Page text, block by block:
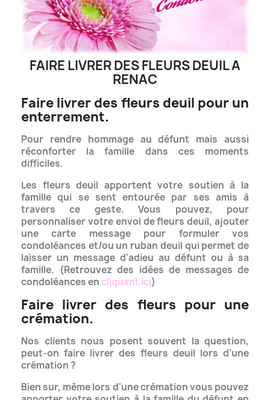
FAIRE LIVRER DES FLEURS DEUIL A
RENAC
Faire livrer des fleurs deuil pour un
enterrement.
Pour rendre hommage au défunt mais aussi
réconforter la famille dans ces moments
difficiles.
Les fleurs deuil apportent votre soutien à la
famille qui se sent entourée par ses amis à
travers ce geste. Vous pouvez, pour
personnaliservotre envoi de fleurs deuil, ajouter
une carte message pour formuler vos
condoléances et/ou un ruban deuil qui permet de
laisser un message d'adieu au défunt ou à sa
famille. (Retrouvez des idées de messages de
condoléances en cliquant ici)
Faire livrer des fleurs pour une
crémation.
Nos clients nous posent souvent la question,
peut-on faire livrer des fleurs deuil lors d'une
crémation ?
Bien sur, même lors d'une crémation vous pouvez